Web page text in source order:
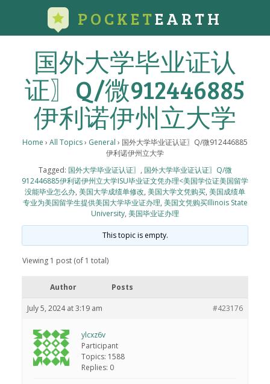
POCKETEARTH
国外大学毕业证认
证〗Q/微912446885
伊利诺伊州立大学
Home › All Topics› General › 国外大学毕业证认证〗Q/微912446885
伊利诺伊州立大学
Tagged: 国外大学毕业证认证〗 , 国外大学毕业证认证〗Q/微
912446885伊利诺伊州立大学ISU毕业证文凭办理<美国学位证美国留学
没能毕业怎么办, 美国大学成绩单修改, 美国大学文凭购买, 美国成绩单
专业为美国留学生提供美国大学毕业证办理, 美国文凭购买Illinois State
University, 美国毕业证办理
This topic is empty.
Viewing 1 post (of 1 total)
Author Posts
July 5, 2024 at 3:19 am #423176
ylcxz6v
Participant
Topics: 1588
Replies: 0